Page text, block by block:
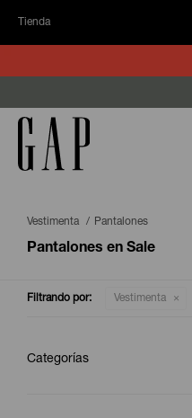
Tienda
Vestimenta Pantalones
Pantalones en Sale
Filtrando por: Vestimenta
Categorías